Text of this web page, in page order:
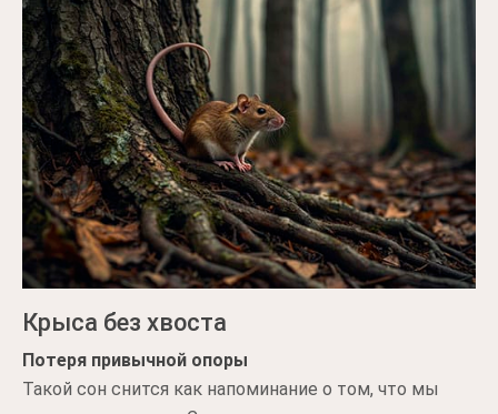
Крыса без хвоста
Потеря привычной опоры
Такой сон снится как напоминание о том, что мы